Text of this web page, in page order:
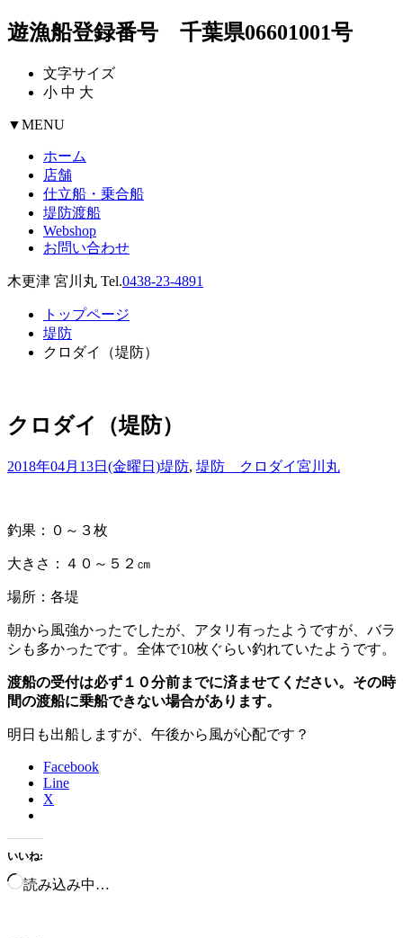
遊漁船登録番号 千葉県06601001号
文字サイズ
小 中 大
▼MENU
ホーム
店舗
仕立船・乗合船
堤防渡船
Webshop
お問い合わせ
木更津 宮川丸 Tel.0438-23-4891
トップページ
堤防
クロダイ（堤防）
クロダイ（堤防）
2018年04月13日(金曜日)堤防, 堤防 クロダイ宮川丸
釣果：０～３枚
大きさ：４０～５２㎝
場所：各堤
朝から風強かったでしたが、アタリ有ったようですが、バラ
シも多かったです。全体で10枚ぐらい釣れていたようです。
渡船の受付は必ず１０分前までに済ませてください。その時
間の渡船に乗船できない場合があります。
明日も出船しますが、午後から風が心配です？
Facebook
Line
X
いいね:
読み込み中…